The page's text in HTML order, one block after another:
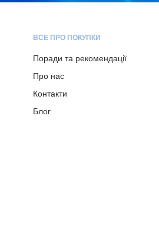
ВСЕ ПРО ПОКУПКИ
Поради та рекомендації
Про нас
Контакти
Блог